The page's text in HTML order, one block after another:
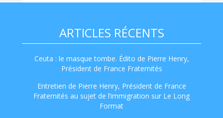
ARTICLES RÉCENTS
Ceuta : le masque tombe. Édito de Pierre Henry,
Président de France Fraternités
Entretien de Pierre Henry, Président de France
Fraternités au sujet de l’immigration sur Le Long
Format